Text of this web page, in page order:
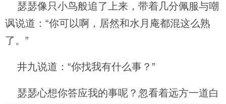
瑟瑟像只小鸟般追了上来，带着几分佩服与嘲
讽说道：“你可以啊，居然和水月庵都混这么熟
了。”
井九说道：“你找我有什么事？”
瑟瑟心想你答应我的事呢？忽看着远方一道白